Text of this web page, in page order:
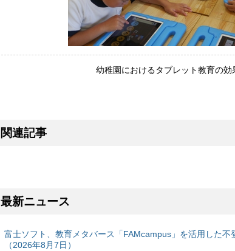
幼稚園におけるタブレット教育の効
関連記事
最新ニュース
富⼠ソフト、教育メタバース「FAMcampus」を活用した
（2026年8月7日）